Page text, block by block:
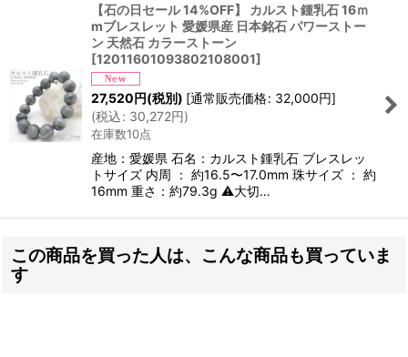
【石の日セール 14%OFF】 カルスト鍾乳石 16ｍ
mブレスレット 愛媛県産 日本銘石 パワーストー
ン 天然石 カラーストーン
[12011601093802108001]
27,520円(税別) [通常販売価格: 32,000円]
(税込: 30,272円)
在庫数10点
産地：愛媛県 石名：カルスト鍾乳石 ブレスレッ
トサイズ 内周 ： 約16.5〜17.0mm 珠サイズ ： 約
16mm 重さ：約79.3g ⚠大切…
この商品を買った人は、こんな商品も買っていま
す